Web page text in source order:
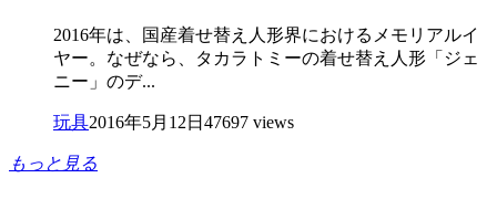
2016年は、国産着せ替え人形界におけるメモリアルイ
ヤー。なぜなら、タカラトミーの着せ替え人形「ジェ
ニー」のデ...
玩具2016年5月12日 47697 views
もっと見る